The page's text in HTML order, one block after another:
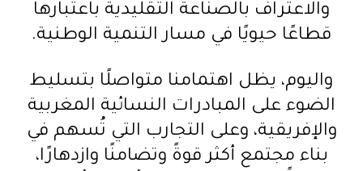
والاعتراف بالصناعة التقليدية باعتبارها
قطاعًا حيويًا في مسار التنمية الوطنية.
واليوم، يظل اهتمامنا متواصلًا بتسليط
الضوء على المبادرات النسائية المغربية
والإفريقية، وعلى التجارب التي تُسهم في
بناء مجتمع أكثر قوةً وتضامنًا وازدهارًا،